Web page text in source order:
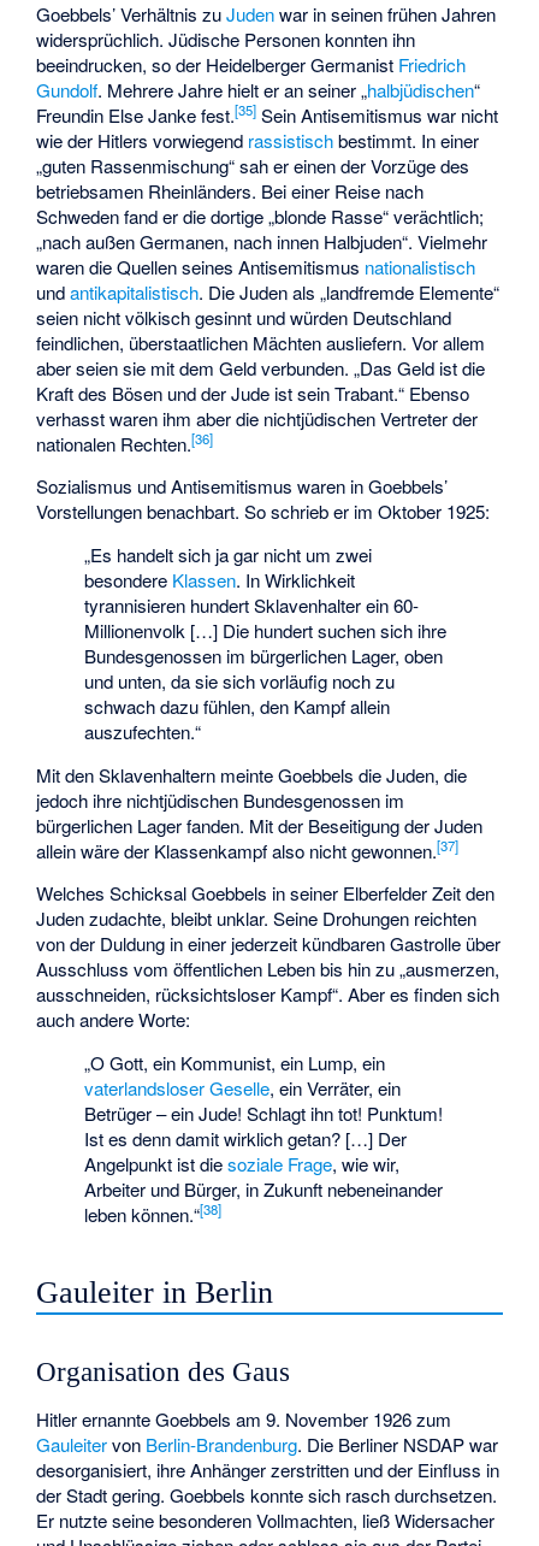
Goebbels’ Verhältnis zuJudenwar in seinen frühen Jahren
widersprüchlich. Jüdische Personen konnten ihn
beeindrucken, so der Heidelberger Germanist Friedrich
Gundolf. Mehrere Jahre hielt er an seiner „halbjüdischen“
Freundin Else Janke fest.[35] Sein Antisemitismus war nicht
wie der Hitlers vorwiegend rassistischbestimmt. In einer
„guten Rassenmischung“ sah er einen der Vorzüge des
betriebsamen Rheinländers. Bei einer Reise nach
Schweden fand er die dortige „blonde Rasse“ verächtlich;
„nach außen Germanen, nach innen Halbjuden“. Vielmehr
waren die Quellen seines Antisemitismus nationalistisch
undantikapitalistisch. Die Juden als „landfremde Elemente“
seien nicht völkisch gesinnt und würden Deutschland
feindlichen, überstaatlichen Mächten ausliefern. Vor allem
aber seien sie mit dem Geld verbunden. „Das Geld ist die
Kraft des Bösen und der Jude ist sein Trabant.“ Ebenso
verhasst waren ihm aber die nichtjüdischen Vertreter der
nationalen Rechten.[36]
Sozialismus und Antisemitismus waren in Goebbels’
Vorstellungen benachbart. So schrieb er im Oktober 1925:
„Es handelt sich ja gar nicht um zwei
besondere Klassen. In Wirklichkeit
tyrannisieren hundert Sklavenhalter ein 60-
Millionenvolk […] Die hundert suchen sich ihre
Bundesgenossen im bürgerlichen Lager, oben
und unten, da sie sich vorläufig noch zu
schwach dazu fühlen, den Kampf allein
auszufechten.“
Mit den Sklavenhaltern meinte Goebbels die Juden, die
jedoch ihre nichtjüdischen Bundesgenossen im
bürgerlichen Lager fanden. Mit der Beseitigung der Juden
allein wäre der Klassenkampf also nicht gewonnen.[37]
Welches Schicksal Goebbels in seiner Elberfelder Zeit den
Juden zudachte, bleibt unklar. Seine Drohungen reichten
von der Duldung in einer jederzeit kündbaren Gastrolle über
Ausschluss vom öffentlichen Leben bis hin zu „ausmerzen,
ausschneiden, rücksichtsloser Kampf“. Aber es finden sich
auch andere Worte:
„O Gott, ein Kommunist, ein Lump, ein
vaterlandsloser Geselle, ein Verräter, ein
Betrüger – ein Jude! Schlagt ihn tot! Punktum!
Ist es denn damit wirklich getan? […] Der
Angelpunkt ist diesoziale Frage, wie wir,
Arbeiter und Bürger, in Zukunft nebeneinander
leben können.“[38]
Gauleiter in Berlin
Organisation des Gaus
Hitler ernannte Goebbels am 9. November 1926 zum
Gauleitervon Berlin-Brandenburg. Die Berliner NSDAP war
desorganisiert, ihre Anhänger zerstritten und der Einfluss in
der Stadt gering. Goebbels konnte sich rasch durchsetzen.
Er nutzte seine besonderen Vollmachten, ließ Widersacher